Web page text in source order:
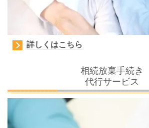
詳しくはこちら
相続放棄手続き
代行サービス